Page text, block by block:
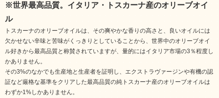
※世界最高品質。イタリア・トスカーナ産のオリーブオイ
ル
トスカーナのオリーブオイルは、その爽やかな香りの高さと、良いオイルには
欠かせない辛味と苦味がくっきりとしていることから、世界中のオリーブオイ
ル好きから最高品質と称賛されていますが、量的にはイタリア市場の3％程度し
かありません。
その3%のなかでも生産地と生産者を証明し、エクストラヴァージンや有機の認
証など厳格な基準をクリアした最高品質の純トスカーナ産のオリーブオイルは
わずか1%しかありません。